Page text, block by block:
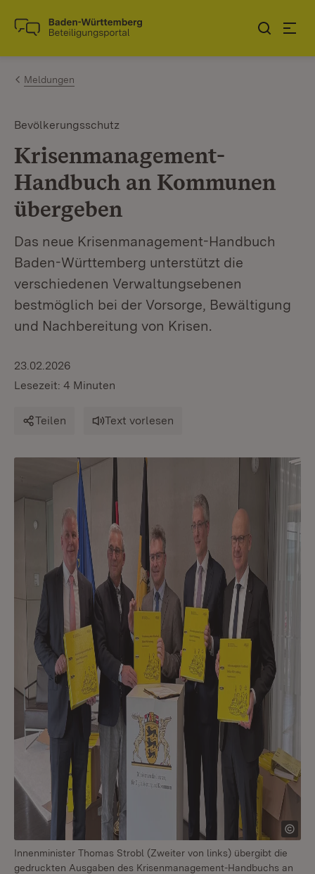
Zum Inhalt springen
Link zur Startseite
Meldungen
Bevölkerungsschutz
Krisenmanagement-
Handbuch an Kommunen
übergeben
Das neue Krisenmanagement-Handbuch
Baden-Württemberg unterstützt die
verschiedenen Verwaltungsebenen
bestmöglich bei der Vorsorge, Bewältigung
und Nachbereitung von Krisen.
23.02.2026
Lesezeit: 4 Minuten
Teilen Text vorlesen
Innenminister Thomas Strobl (Zweiter von links) übergibt die
gedruckten Ausgaben des Krisenmanagement-Handbuchs an